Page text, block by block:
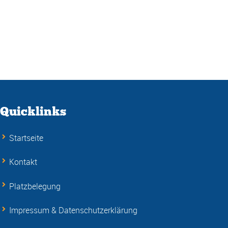
Quicklinks
Startseite
Kontakt
Platzbelegung
Impressum & Datenschutzerklärung